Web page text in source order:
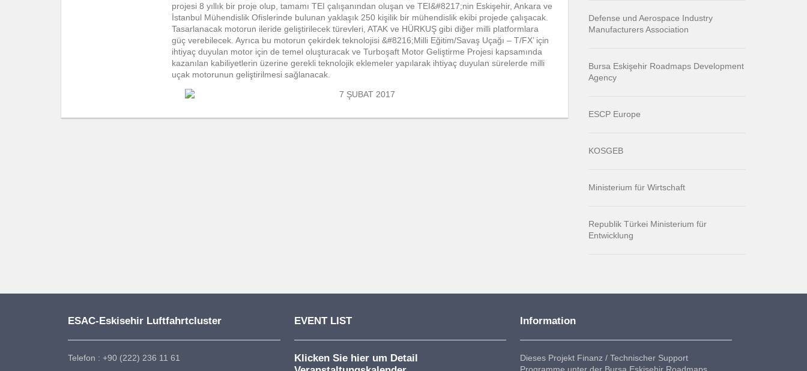
projesi 8 yıllık bir proje olup, tamamı TEI çalışanından oluşan ve TEI&#8217;nin Eskişehir, Ankara ve
İstanbul Mühendislik Ofislerinde bulunan yaklaşık 250 kişilik bir mühendislik ekibi projede çalışacak.
Tasarlanacak motorun ileride geliştirilecek türevleri, ATAK ve HÜRKUŞ gibi diğer milli platformlara
güç verebilecek. Ayrıca bu motorun çekirdek teknolojisi &#8216;Milli Eğitim/Savaş Uçağı – T/FX’ için
ihtiyaç duyulan motor için de temel oluşturacak ve Turboşaft Motor Geliştirme Projesi kapsamında
kazanılan kabiliyetlerin üzerine gerekli teknolojik eklemeler yapılarak ihtiyaç duyulan sürelerde milli
uçak motorunun geliştirilmesi sağlanacak.
Defense und Aerospace Industry
Manufacturers Association
Bursa Eskişehir Roadmaps Development
Agency
ESCP Europe
KOSGEB
Ministerium für Wirtschaft
Republik Türkei Ministerium für
Entwicklung
ESAC-Eskisehir Luftfahrtcluster
Telefon : +90 (222) 236 11 61
EVENT LIST
Klicken Sie hier um Detail
Information
Dieses Projekt Finanz / Technischer Support
Programme unter der Bursa Eskişehir Roadmaps